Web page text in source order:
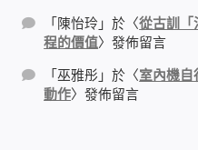
電子模組電路模塊
門禁安全控制 工具 軟
「陳怡玲 」於〈從古訓「
程的價值〉發佈留言
「巫雅彤 」於〈室內機
動作〉發佈留言